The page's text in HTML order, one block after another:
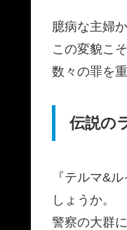
臆病な主婦
この変貌こ
数々の罪を
伝説の
『テルマ&
しょうか。
警察の大群